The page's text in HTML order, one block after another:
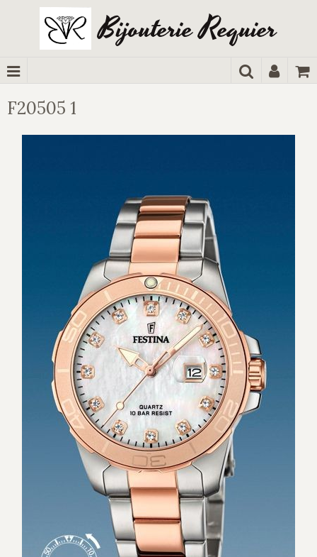
Bijouterie Requier
F20505 1